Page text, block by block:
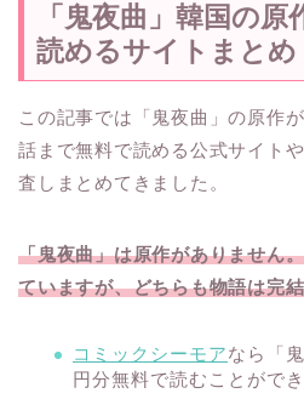
「鬼夜曲」韓国の
読めるサイトまとめ
この記事では「鬼夜曲」の原作
話まで無料で読める公式サイト
査しまとめてきました。
「鬼夜曲」は原作がありません
ていますが、どちらも物語は完
コミックシーモアなら「
円分無料で読むことができ